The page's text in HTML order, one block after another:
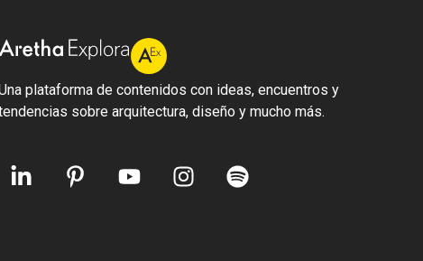
plataforma de contenidos con ideas, encuentros y
sobre arquitectura, diseño y mucho más.